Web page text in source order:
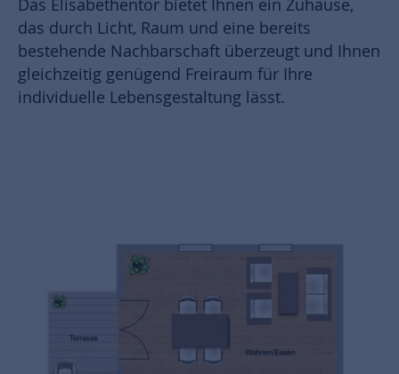
Das Elisabethentor bietet Ihnen ein Zuhause,
das durch Licht, Raum und eine bereits
bestehende Nachbarschaft überzeugt und Ihnen
gleichzeitig genügend Freiraum für Ihre
individuelle Lebensgestaltung lässt.